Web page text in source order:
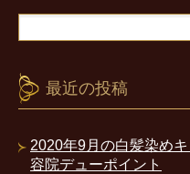
最近の投稿
2020年9月の白髪染め
容院デューポイント